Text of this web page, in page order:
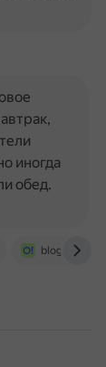
иногда
обед.